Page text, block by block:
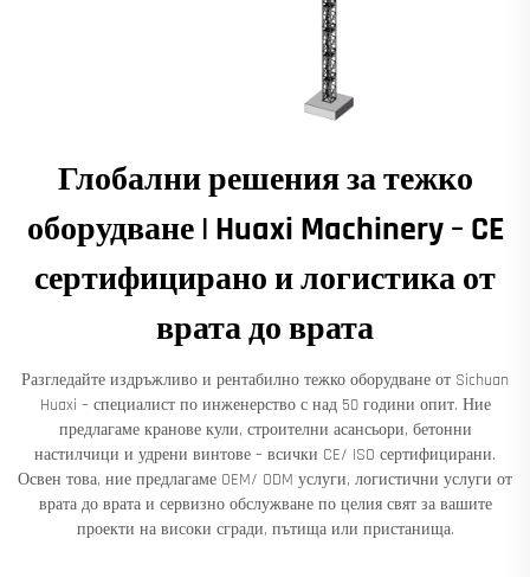
Глобални решения за тежко
оборудване | Huaxi Machinery – CE
сертифицирано и логистика от
врата до врата
Разгледайте издръжливо и рентабилно тежко оборудване от Sichuan
Huaxi – специалист по инженерство с над 50 години опит. Ние
предлагаме кранове кули, строителни асансьори, бетонни
настилчици и удрени винтове – всички CE/ ISO сертифицирани.
Освен това, ние предлагаме OEM/ ODM услуги, логистични услуги от
врата до врата и сервизно обслужване по целия свят за вашите
проекти на високи сгради, пътища или пристанища.